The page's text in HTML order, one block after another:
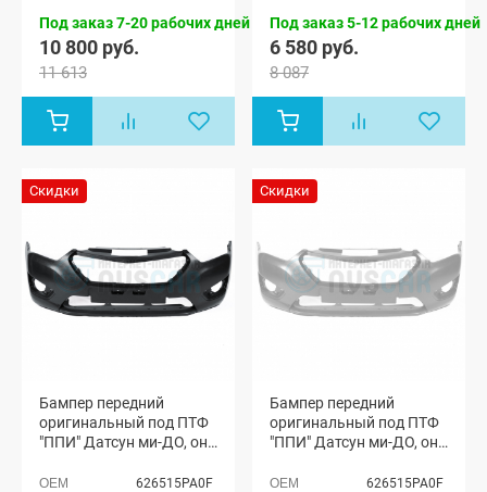
Под заказ 7-20 рабочих дней
10 800 руб.
11 613
Под заказ 5-12 рабочих дней
6 580 руб.
8 087
Скидки
Бампер передний
оригинальный под ПТФ
"ППИ" Датсун ми-ДО, он-
672)
626515PA0F
Скидки
Бампер передний
оригинальный под ПТФ
"ППИ" Датсун ми-ДО, он-
610)
626515PA0F